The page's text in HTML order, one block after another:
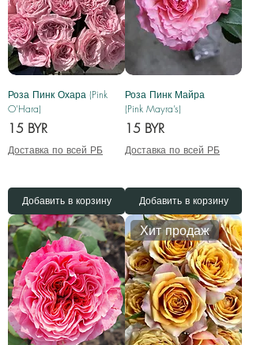
Роза Пинк Охара (Pink
O’Hara)
Цена
15 BYR
Доставка по всей РБ
Добавить в корзину
Роза Пинк Майра
(Pink Mayra’s)
Цена
15 BYR
Доставка по всей РБ
Добавить в корзину
Хит продаж